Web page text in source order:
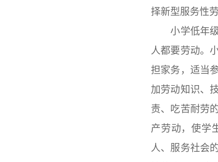
择新型服务性
小学低年级
人都要劳动。
担家务，适当
加劳动知识、
责、吃苦耐劳
产劳动，使学
人、服务社会